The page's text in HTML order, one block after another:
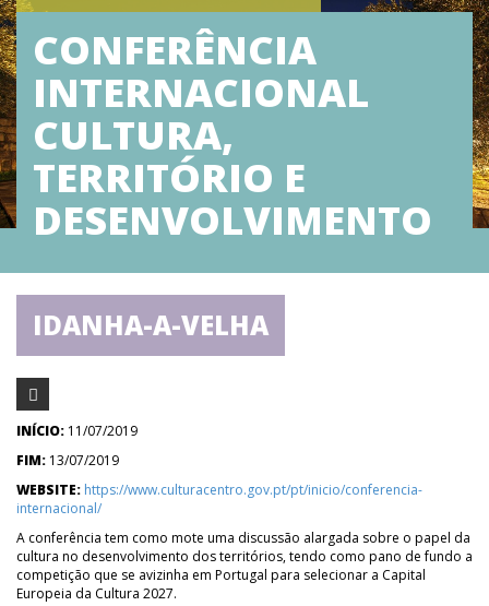
CONFERÊNCIA
INTERNACIONAL
CULTURA,
TERRITÓRIO E
DESENVOLVIMENTO
IDANHA-A-VELHA
INÍCIO: 11/07/2019
FIM: 13/07/2019
WEBSITE: https://www.culturacentro.gov.pt/pt/inicio/conferencia-
internacional/
A conferência tem como mote uma discussão alargada sobre o papel da
cultura no desenvolvimento dos territórios, tendo como pano de fundo a
competição que se avizinha em Portugal para selecionar a Capital
Europeia da Cultura 2027.